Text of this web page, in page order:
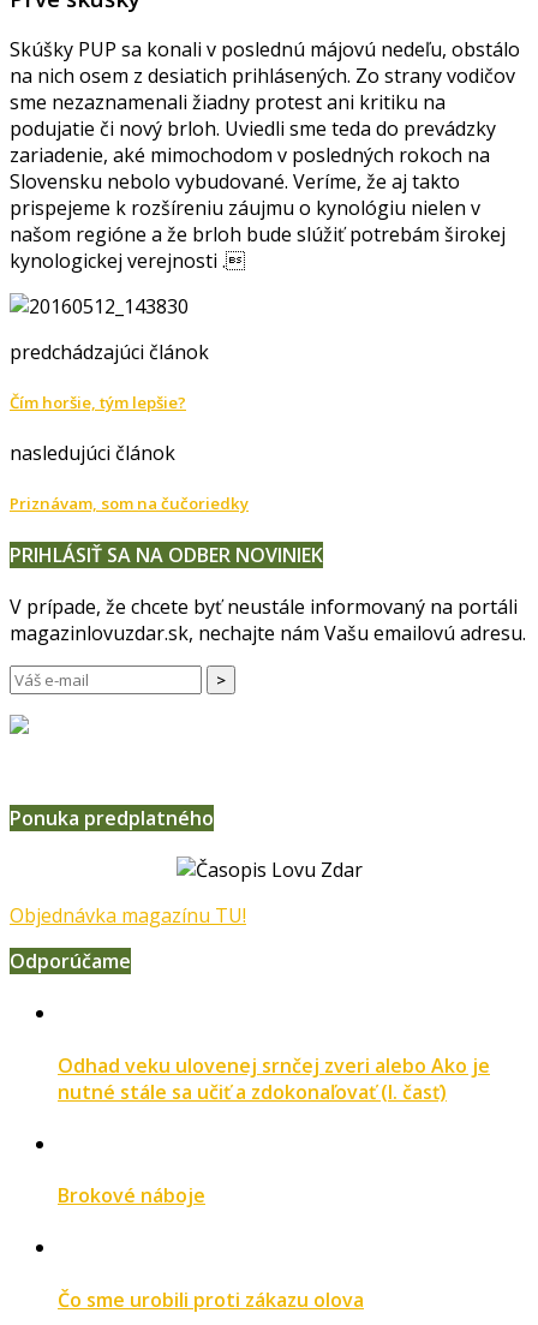
Skúšky PUP sa konali v poslednú májovú nedeľu, obstálo
na nich osem z desiatich prihlásených. Zo strany vodičov
sme nezaznamenali žiadny protest ani kritiku na
podujatie či nový brloh. Uviedli sme teda do prevádzky
zariadenie, aké mimochodom v posledných rokoch na
Slovensku nebolo vybudované. Veríme, že aj takto
prispejeme k rozšíreniu záujmu o kynológiu nielen v
našom regióne a že brloh bude slúžiť potrebám širokej
kynologickej verejnosti .
predchádzajúci článok
Čím horšie, tým lepšie?
nasledujúci článok
Priznávam, som na čučoriedky
PRIHLÁSIŤ SA NA ODBER NOVINIEK
V prípade, že chcete byť neustále informovaný na portáli
magazinlovuzdar.sk, nechajte nám Vašu emailovú adresu.
Ponuka predplatného
Objednávka magazínu TU!
Odporúčame
Odhad veku ulovenej srnčej zveri alebo Ako je
nutné stále sa učiť a zdokonaľovať (I. časť)
Brokové náboje
Čo sme urobili proti zákazu olova